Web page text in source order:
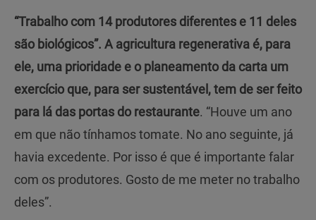
“Trabalho com 14 produtores diferentes e 11 deles
são biológicos”. A agricultura regenerativa é, para
ele, uma prioridade e o planeamento da carta um
exercício que, para ser sustentável, tem de ser feito
para lá das portas do restaurante. “Houve um ano
em que não tínhamos tomate. No ano seguinte, já
havia excedente. Por isso é que é importante falar
com os produtores. Gosto de me meter no trabalho
deles”.